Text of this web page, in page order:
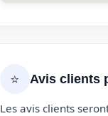
⭐ Avis clients
Les avis clients